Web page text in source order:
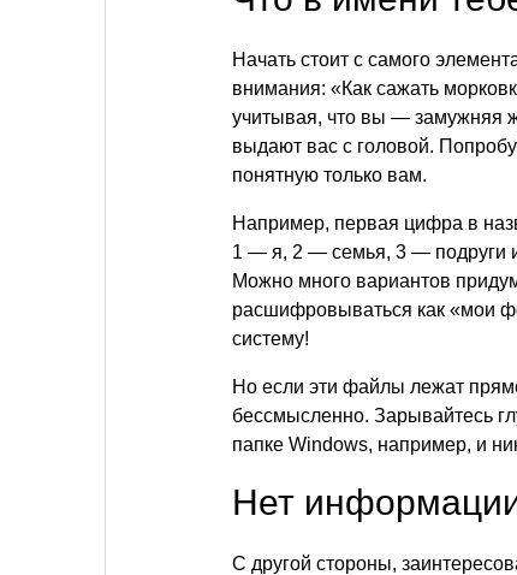
Начать стоит с самого
внимания: «Как сажать
учитывая, что вы — замужняя
выдают вас с головой.
понятную только вам.
Например, первая цифра в
1 — я, 2 — семья, 3 — подруги
Можно много вариантов
расшифровываться как «мои
систему!
Но если эти файлы лежат
бессмысленно. Зарывайтесь
папке Windows, например, и
Нет
С другой стороны,